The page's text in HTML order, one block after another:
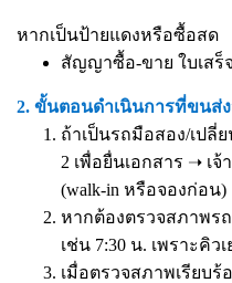
หากเป็นป้ายแดงหรือซื้อสด
สัญญาซื้อ-ขาย ใบเสร็
2. ขั้นตอนดำเนินการที่ขนส่
ถ้าเป็นรถมือสอง/เปลี่
2 เพื่อยื่นเอกสาร ➝ เ
(walk-in หรือจองก่อน)
หากต้องตรวจสภาพร
เช่น 7:30 น. เพราะคิว
เมื่อตรวจสภาพเรียบร้